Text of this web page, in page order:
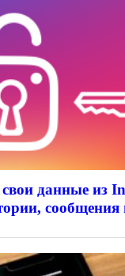
данные из
сообщения